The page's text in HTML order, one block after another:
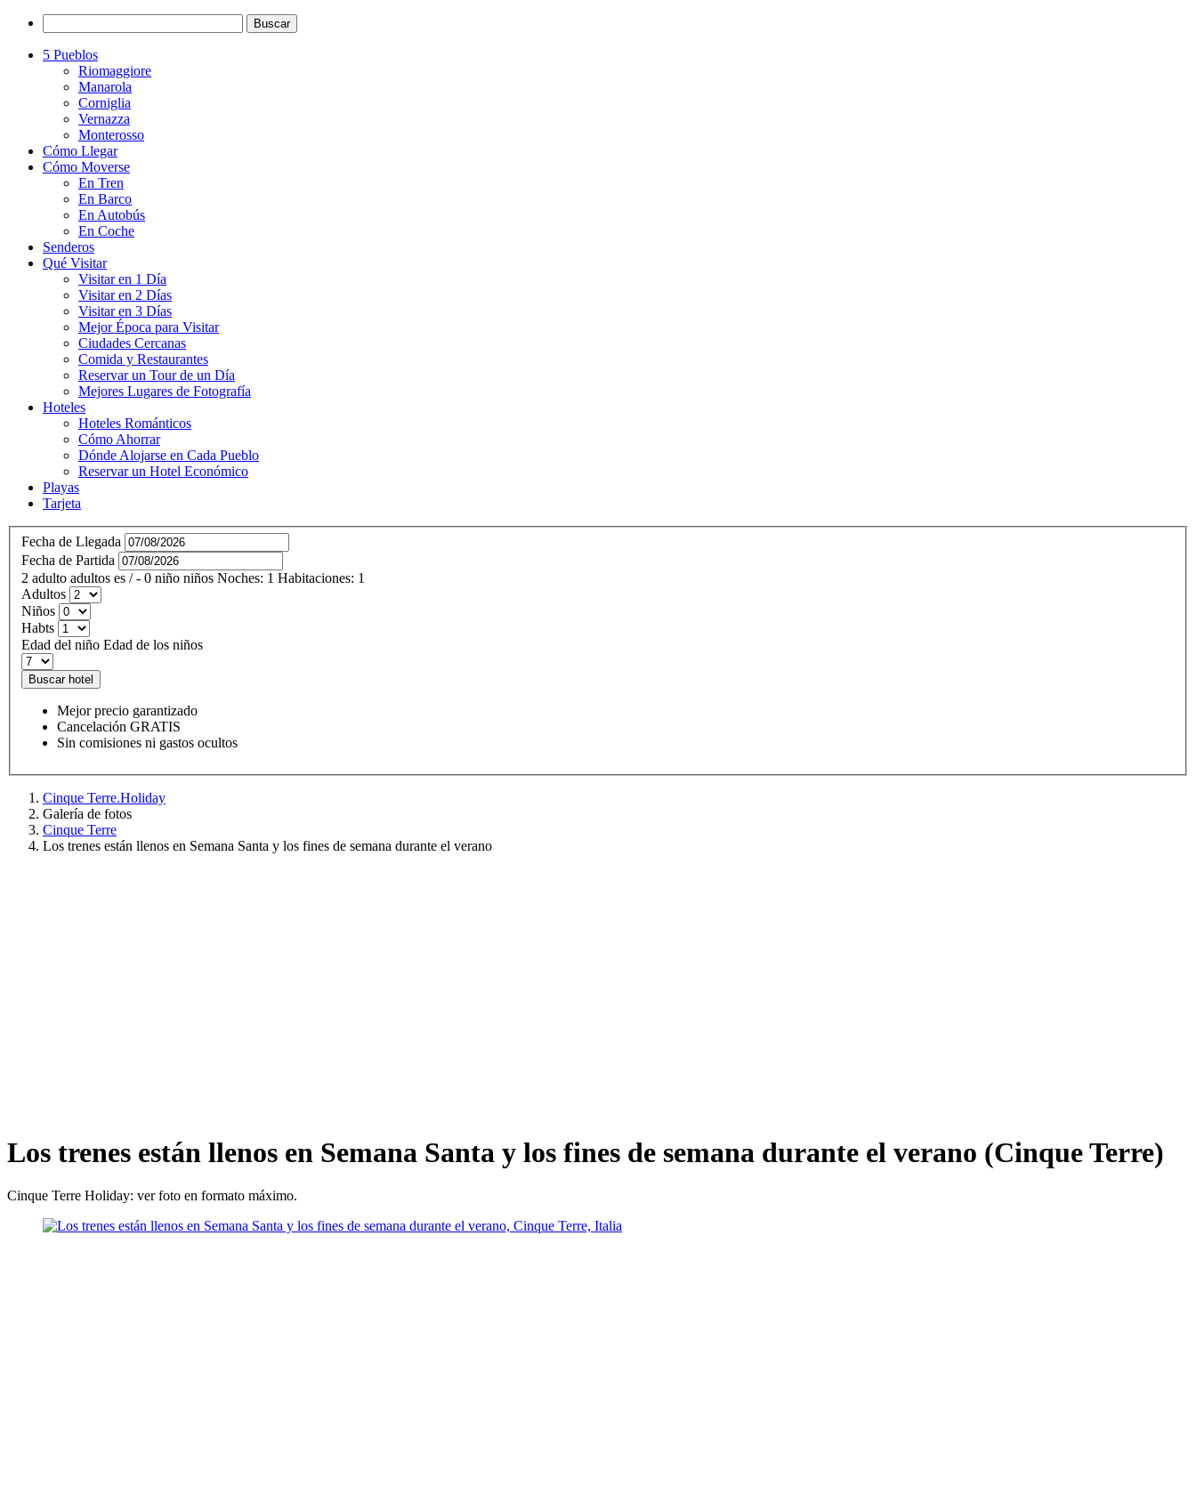
5 Pueblos
Riomaggiore
Manarola
Corniglia
Vernazza
Monterosso
Cómo Llegar
Cómo Moverse
En Tren
En Barco
En Autobús
En Coche
Senderos
Qué Visitar
Visitar en 1 Día
Visitar en 2 Días
Visitar en 3 Días
Mejor Época para Visitar
Ciudades Cercanas
Comida y Restaurantes
Reservar un Tour de un Día
Mejores Lugares de Fotografía
Hoteles
Hoteles Románticos
Cómo Ahorrar
Dónde Alojarse en Cada Pueblo
Reservar un Hotel Económico
Playas
Tarjeta
Fecha de Llegada
Fecha de Partida
2 adulto adultos es / - 0 niño niños Noches: 1 Habitaciones: 1
Adultos
Niños
Habts
Edad del niño Edad de los niños
Buscar hotel
Mejor precio garantizado
Cancelación GRATIS
Sin comisiones ni gastos ocultos
Cinque Terre.Holiday
Galería de fotos
Cinque Terre
Los trenes están llenos en Semana Santa y los fines de semana durante el verano
Los trenes están llenos en Semana Santa y los fines de semana durante el verano (Cinque Terre)
Cinque Terre Holiday: ver foto en formato máximo.